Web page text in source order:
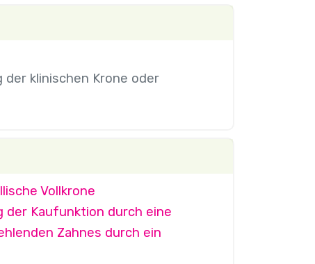
klinischen Krone oder
Vollkrone
der Kaufunktion durch eine
Zahnes durch ein